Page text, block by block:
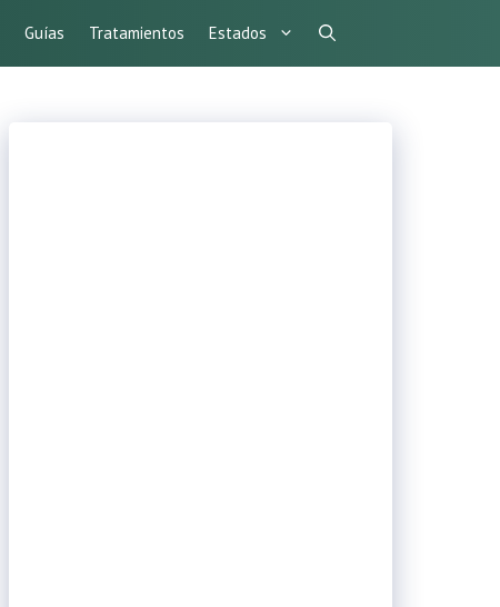
Guías Tratamientos Estados